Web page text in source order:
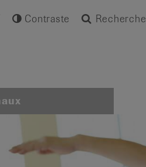
Contraste Recherche